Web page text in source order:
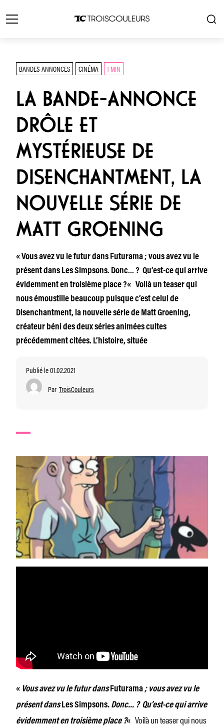
BANDES-ANNONCES CINÉMA 1 MIN
LA BANDE-ANNONCE
DRÔLE ET
MYSTÉRIEUSE DE
DISENCHANTMENT, LA
NOUVELLE SÉRIE DE
MATT GROENING
« Vous avez vu le futur dans Futurama ; vous avez vu le
présent dans Les Simpsons. Donc… ? Qu’est-ce qui arrive
évidemment en troisième place ?« Voilà un teaser qui
nous émoustille beaucoup puisque c’est celui de
Disenchantment, la nouvelle série de Matt Groening,
créateur béni des deux séries animées cultes
précédemment citées. L’histoire, située
Publié le 01.02.2021
Par TroisCouleurs
« Vous avez vu le futur dans Futurama ; vous avez vu le
présent dans Les Simpsons. Donc… ? Qu’est-ce qui arrive
évidemment en troisième place ?« Voilà un teaser qui nous